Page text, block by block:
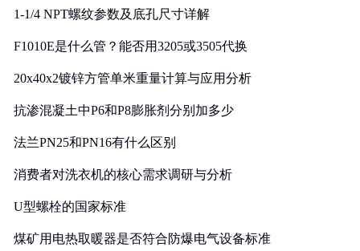
1-1/4 NPT螺纹参数及底孔尺寸详解
F1010E是什么管？能否用3205或3505代换
20x40x2镀锌方管单米重量计算与应用分析
抗渗混凝土中P6和P8膨胀剂分别加多少
法兰PN25和PN16有什么区别
消费者对洗衣机的核心需求调研与分析
U型螺栓的国家标准
煤矿用电热取暖器是否符合防爆电气设备标准